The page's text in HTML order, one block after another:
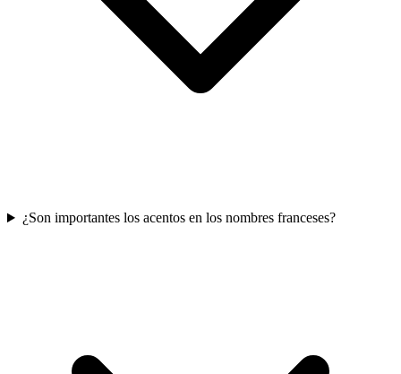
¿Son importantes los acentos en los nombres franceses?